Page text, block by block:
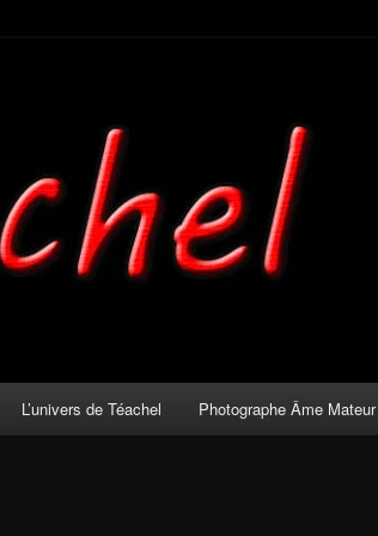
L’univers de Téachel Photographe Âme Mateur